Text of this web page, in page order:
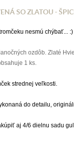
SO ZLATOU -
nesmú chýbať... :)
ozdôb. Zlaté
1 ks.
strednej veľkosti.
do detailu,
aj 4/6 dielnu sadu